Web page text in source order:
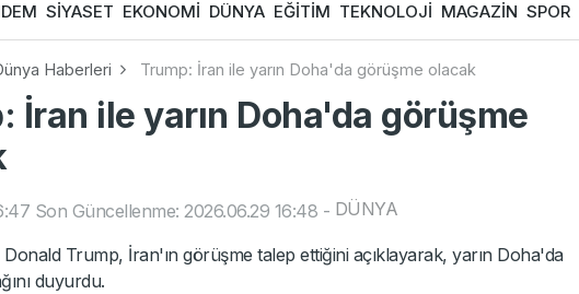
SİYASET EKONOMİ DÜNYA EĞİTİM TEKNOLOJİ MAGAZİN SPOR
Haberleri Trump: İran ile yarın Doha'da görüşme olacak
İran ile yarın Doha'da görüşme
Son Güncellenme: 2026.06.29 16:48 - DÜNYA
Donald Trump, İran'ın görüşme talep ettiğini açıklayarak, yarın Doha'da
duyurdu.